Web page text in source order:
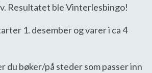
Resultatet ble Vinterlesbingo!
1. desember og varer i ca 4
du bøker/på steder som passer inn